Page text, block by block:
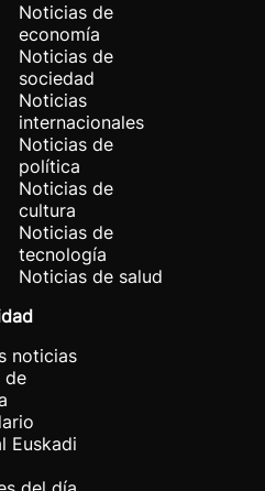
Noticias de
economía
Noticias de
sociedad
Noticias
internacionales
Noticias de
política
Noticias de
cultura
Noticias de
tecnología
Noticias de salud
noticias
de
Euskadi